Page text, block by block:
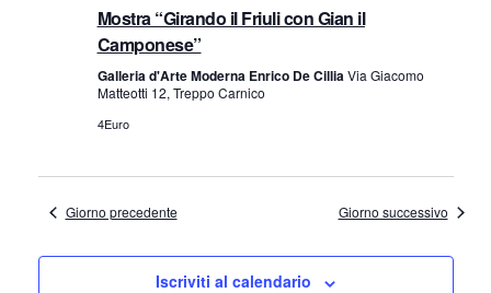
v
s
t
e
n
e
Mostra “Girando il Friuli con Gian il
Camponese”
Galleria d'Arte Moderna Enrico De CilliaVia Giacomo
Matteotti 12, Treppo Carnico
4Euro
Giorno precedente Giorno successivo
Iscriviti al calendario